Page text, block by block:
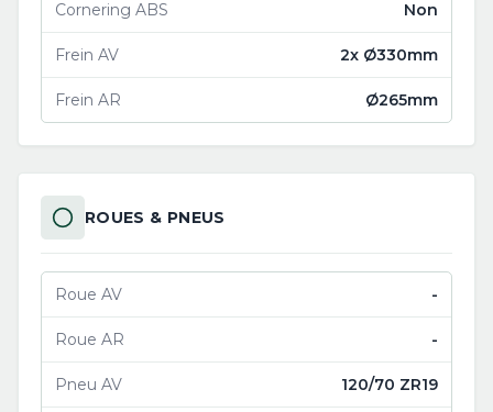
Cornering ABS Non
Frein AV 2x Ø330mm
Frein AR Ø265mm
ROUES & PNEUS
Roue AV -
Roue AR -
Pneu AV 120/70 ZR19